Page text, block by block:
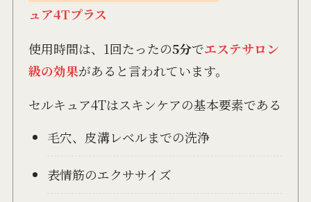
ュア4Tプラス
使用時間は、1回たったの5分でエステサロン
級の効果があると言われています。
セルキュア4Tはスキンケアの基本要素である
毛穴、皮溝レベルまでの洗浄
表情筋のエクササイズ